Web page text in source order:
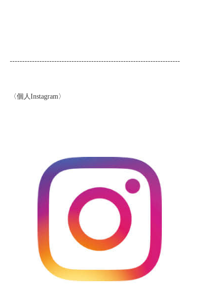
---------------------------------------------------------------------
〈個人Instagram〉